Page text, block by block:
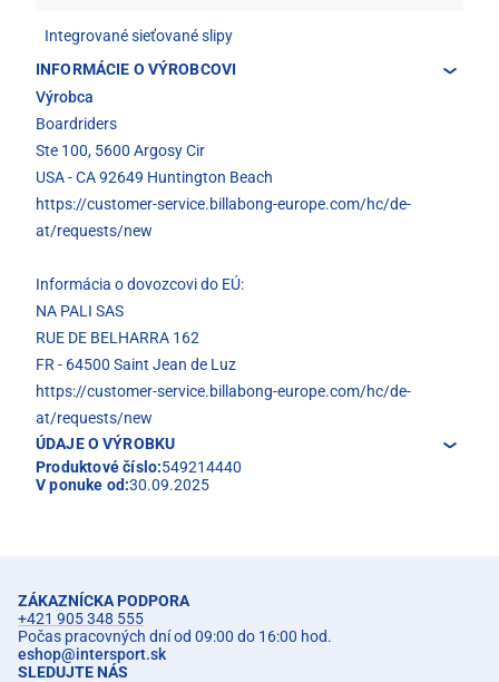
Integrované sieťované slipy
INFORMÁCIE O VÝROBCOVI
Výrobca
Boardriders
Ste 100, 5600 Argosy Cir
USA - CA 92649 Huntington Beach
https://customer-service.billabong-europe.com/hc/de-
at/requests/new
Informácia o dovozcovi do EÚ:
NA PALI SAS
RUE DE BELHARRA 162
FR - 64500 Saint Jean de Luz
https://customer-service.billabong-europe.com/hc/de-
at/requests/new
ÚDAJE O VÝROBKU
Produktové číslo:549214440
V ponuke od:30.09.2025
ZÁKAZNÍCKA PODPORA
+421 905 348 555
Počas pracovných dní od 09:00 do 16:00 hod.
eshop@intersport.sk
SLEDUJTE NÁS